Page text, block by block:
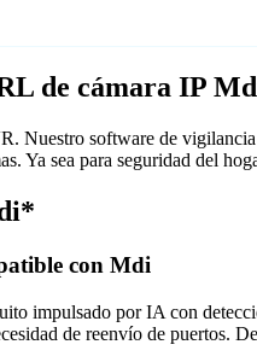
de cámara IP
Nuestro software de
Ya sea para seguridad del
con Mdi
impulsado por IA con
de reenvío de puertos.